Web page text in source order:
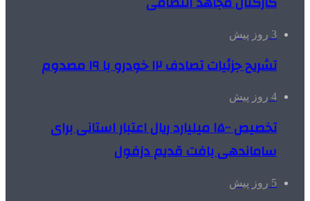
3 روز پیش
تشریح جزئیات تصادف ۱۲ خودرو با ۱۹ مصدوم
4 روز پیش
تخصیص ۱۵۰۰ میلیارد ریال اعتبار استانی برای
ساماندهی بافت قدیم دزفول
5 روز پیش